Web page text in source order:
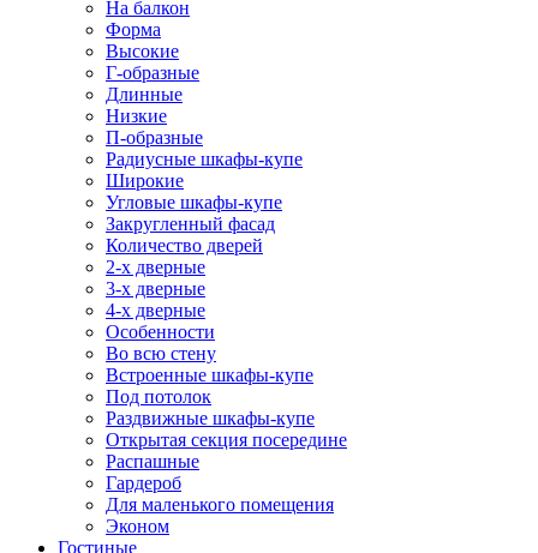
На балкон
Форма
Высокие
Г-образные
Длинные
Низкие
П-образные
Радиусные шкафы-купе
Широкие
Угловые шкафы-купе
Закругленный фасад
Количество дверей
2-х дверные
3-х дверные
4-х дверные
Особенности
Во всю стену
Встроенные шкафы-купе
Под потолок
Раздвижные шкафы-купе
Открытая секция посередине
Распашные
Гардероб
Для маленького помещения
Эконом
Гостиные